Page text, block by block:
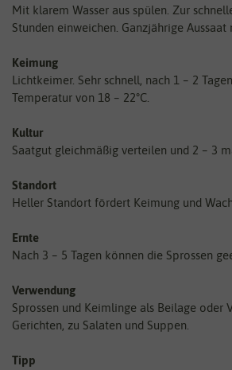
Mit klarem Wasser aus spülen. Zur
Stunden einweichen. Ganzjährige Aussaat
Keimung
Lichtkeimer. Sehr schnell, nach 1 – 2
Temperatur von 18 – 22°C.
Kultur
Saatgut gleichmäßig verteilen und 2 – 3
Standort
Heller Standort fördert Keimung und
Ernte
Nach 3 – 5 Tagen können die Sprossen
Verwendung
Sprossen und Keimlinge als Beilage oder
Gerichten, zu Salaten und Suppen.
Tipp